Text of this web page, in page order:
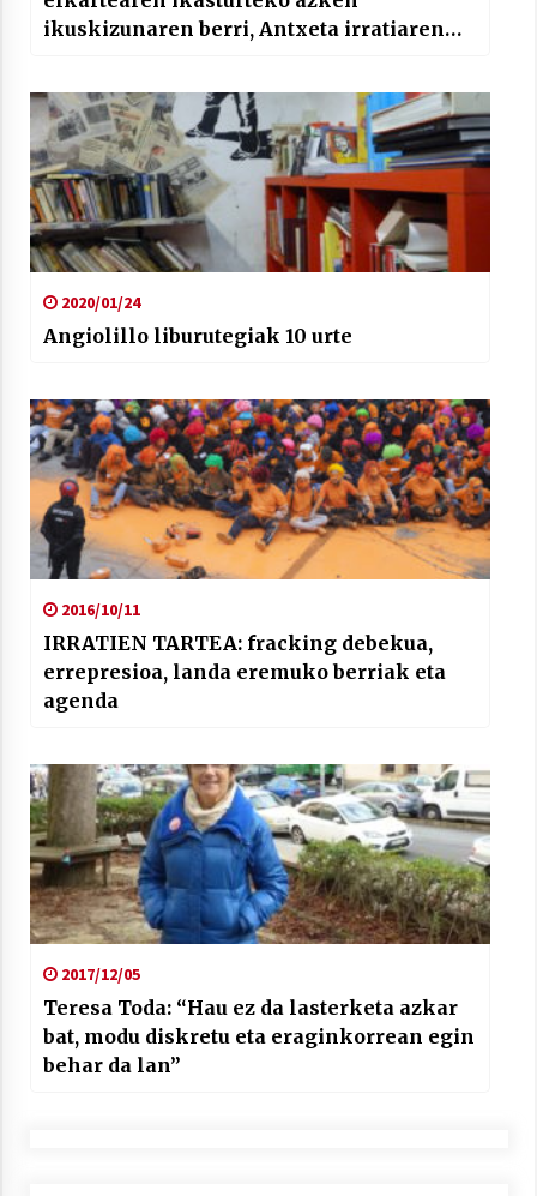
ikuskizunaren berri, Antxeta irratiaren
2020/01/24
Angiolillo liburutegiak 10 urte
2016/10/11
IRRATIEN TARTEA: fracking debekua,
errepresioa, landa eremuko berriak eta
agenda
2017/12/05
Teresa Toda: “Hau ez da lasterketa azkar
bat, modu diskretu eta eraginkorrean egin
behar da lan”